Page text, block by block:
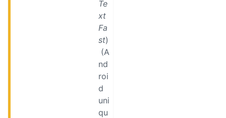
Te
xt
Fa
st)
(A
nd
roi
d
uni
qu